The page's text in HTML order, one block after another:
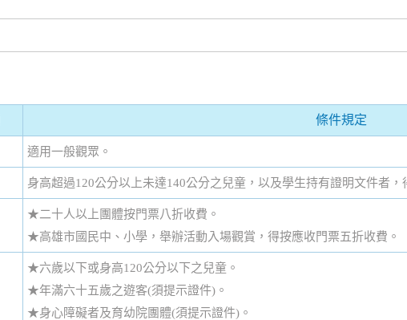
條件規定
適用一般觀眾。
身高超過120公分以上未達140公分之兒童，以及學生持有證明文件者，
★二十人以上團體按門票八折收費。
★高雄市國民中、小學，舉辦活動入場觀賞，得按應收門票五折收費。
★六歲以下或身高120公分以下之兒童。
★年滿六十五歲之遊客(須提示證件)。
★身心障礙者及育幼院團體(須提示證件)。